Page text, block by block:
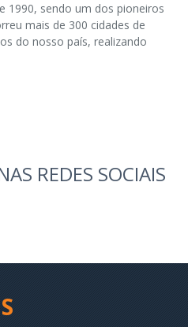
1990, sendo um dos pioneiros
mais de 300 cidades de
do nosso país, realizando
REDES SOCIAIS